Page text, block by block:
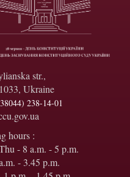
str.,
Ukraine
238-14-01
hours :
- 8 a.m. - 5 p.m.
- 3.45 p.m.